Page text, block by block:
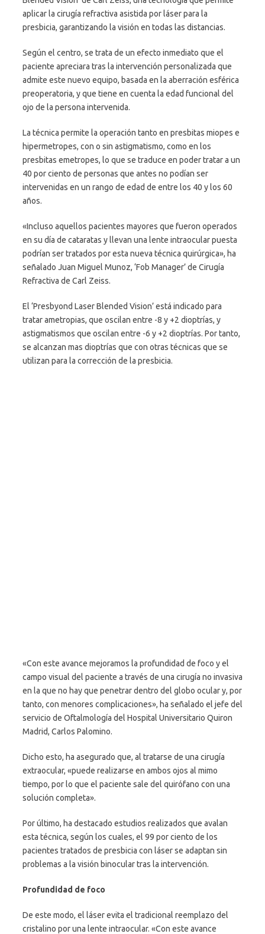
aplicar la cirugía refractiva asistida por láser para la
presbicia, garantizando la visión en todas las distancias.
Según el centro, se trata de un efecto inmediato que el
paciente apreciara tras la intervención personalizada que
admite este nuevo equipo, basada en la aberración esférica
preoperatoria, y que tiene en cuenta la edad funcional del
ojo de la persona intervenida.
La técnica permite la operación tanto en presbitas miopes e
hipermetropes, con o sin astigmatismo, como en los
presbitas emetropes, lo que se traduce en poder tratar a un
40 por ciento de personas que antes no podían ser
intervenidas en un rango de edad de entre los 40 y los 60
años.
«Incluso aquellos pacientes mayores que fueron operados
en su día de cataratas y llevan una lente intraocular puesta
podrían ser tratados por esta nueva técnica quirúrgica», ha
señalado Juan Miguel Munoz, ‘Fob Manager’ de Cirugía
Refractiva de Carl Zeiss.
El ‘Presbyond Laser Blended Vision’ está indicado para
tratar ametropias, que oscilan entre -8 y +2 dioptrías, y
astigmatismos que oscilan entre -6 y +2 dioptrías. Por tanto,
se alcanzan mas dioptrías que con otras técnicas que se
utilizan para la corrección de la presbicia.
«Con este avance mejoramos la profundidad de foco y el
campo visual del paciente a través de una cirugía no invasiva
en la que no hay que penetrar dentro del globo ocular y, por
tanto, con menores complicaciones», ha señalado el jefe del
servicio de Oftalmología del Hospital Universitario Quiron
Madrid, Carlos Palomino.
Dicho esto, ha asegurado que, al tratarse de una cirugía
extraocular, «puede realizarse en ambos ojos al mimo
tiempo, por lo que el paciente sale del quirófano con una
solución completa».
Por último, ha destacado estudios realizados que avalan
esta técnica, según los cuales, el 99 por ciento de los
pacientes tratados de presbicia con láser se adaptan sin
problemas a la visión binocular tras la intervención.
Profundidad de foco
De este modo, el láser evita el tradicional reemplazo del
cristalino por una lente intraocular. «Con este avance